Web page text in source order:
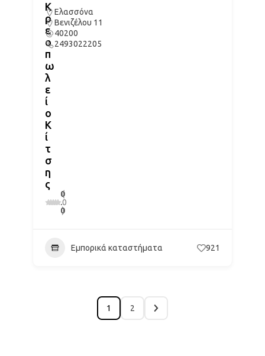
Κ
ρ
ε
ο
π
ω
λ
ε
ί
ο
Κ
ί
τ
σ
η
ς
0
.
0
(
0
)
Ελασσόνα
Βενιζέλου 11
40200
2493022205
Εμπορικά καταστήματα 921
1 2